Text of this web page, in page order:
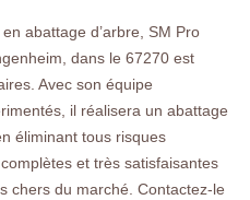
abattage d’arbre, SM Pro
dans le 67270 est
Avec son équipe
il réalisera un abattage
éliminant tous risques
et très satisfaisantes
chers du marché. Contactez-le